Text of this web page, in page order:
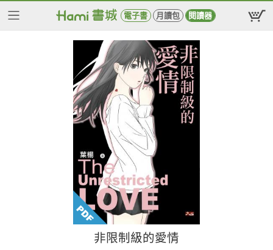
電子書 月讀包 閱讀器
非限制級的愛情